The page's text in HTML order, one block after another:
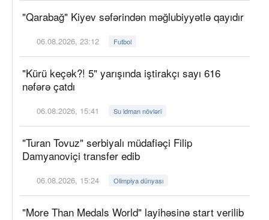
"Qarabağ" Kiyev səfərindən məğlubiyyətlə qayıdır
06.08.2026, 23:12 Futbol
"Kürü keçək?! 5" yarışında iştirakçı sayı 616
nəfərə çatdı
06.08.2026, 15:41 Su idman növləri
"Turan Tovuz" serbiyalı müdafiəçi Filip
Damyanoviçi transfer edib
06.08.2026, 15:24 Olimpiya dünyası
"More Than Medals World" layihəsinə start verilib